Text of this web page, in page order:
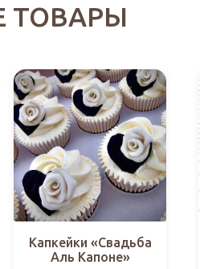
ТОВАРЫ
Капкейки «Свадьба
Аль Капоне»